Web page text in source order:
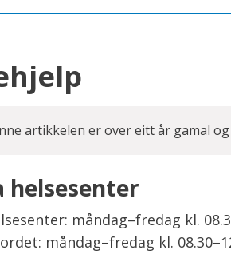
artikkelen er over eitt år gamal
måndag–fredag kl.
måndag–fredag kl.